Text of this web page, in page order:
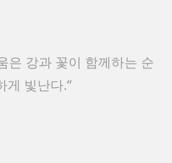
은 강과 꽃이 함께하는 순
게 빛난다.”